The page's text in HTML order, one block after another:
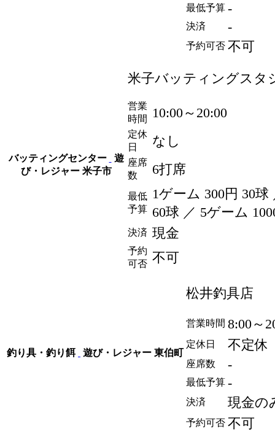
最低予算 -
決済 -
予約可否 不可
バッティングセンター
遊
び・レジャー 米子市
米子バッティングスタ
営業
時間
10:00～20:00
定休
日
なし
座席
数
6打席
最低
予算
1ゲーム 300円 30球
60球 ／ 5ゲーム
決済 現金
予約
可否 不可
釣り具・釣り餌 遊び・レジャー 東伯町
松井釣具店
営業時間 8:00～
定休日 不定休
座席数 -
最低予算 -
決済 現金の
予約可否 不可